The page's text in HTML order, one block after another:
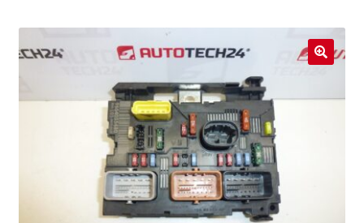
Livraison
Livraison internationale